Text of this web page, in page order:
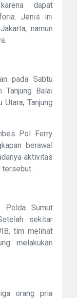
dapat
Jenis ini
namun
pada Sabtu
Balai
Utara, Tanjung
Pol Ferry
berawal
aktivitas
tersebut.
Polda Sumut
sekitar
tim melihat
melakukan
orang pria